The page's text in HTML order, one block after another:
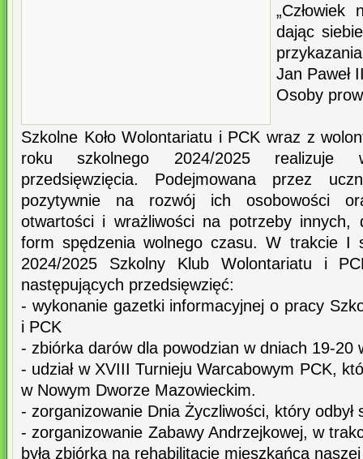
„Człowiek
dając
przykazania
Jan Paweł
Osoby
Szkolne Koło Wolontariatu i PCK wraz z
roku szkolnego 2024/2025 realizuje
przedsięwzięcia. Podejmowana przez
pozytywnie na rozwój ich osobowości
otwartości i wrażliwości na potrzeby innych,
form spędzenia wolnego czasu. W trakcie I
2024/2025 Szkolny Klub Wolontariatu i
następujących przedsięwzięć:
- wykonanie gazetki informacyjnej o pracy
i PCK
- zbiórka darów dla powodzian w dniach 19-20
- udział w XVIII Turnieju Warcabowym PCK,
w Nowym Dworze Mazowieckim.
- zorganizowanie Dnia Życzliwości, który odbył
- zorganizowanie Zabawy Andrzejkowej, w
była zbiórka na rehabilitację mieszkańca